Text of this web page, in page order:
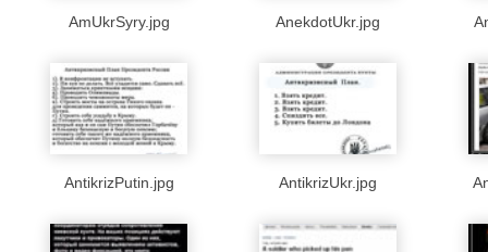
AmUkrSyry.jpg AnekdotUkr.jpg
AntikrizPutin.jpg AntikrizUkr.jpg